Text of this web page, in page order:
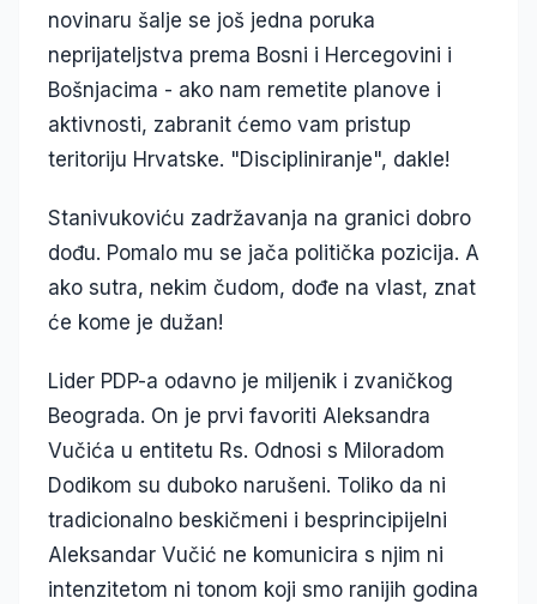
novinaru šalje se još jedna poruka
neprijateljstva prema Bosni i Hercegovini i
Bošnjacima - ako nam remetite planove i
aktivnosti, zabranit ćemo vam pristup
teritoriju Hrvatske. "Discipliniranje", dakle!
Stanivukoviću zadržavanja na granici dobro
dođu. Pomalo mu se jača politička pozicija. A
ako sutra, nekim čudom, dođe na vlast, znat
će kome je dužan!
Lider PDP-a odavno je miljenik i zvaničkog
Beograda. On je prvi favoriti Aleksandra
Vučića u entitetu Rs. Odnosi s Miloradom
Dodikom su duboko narušeni. Toliko da ni
tradicionalno beskičmeni i besprincipijelni
Aleksandar Vučić ne komunicira s njim ni
intenzitetom ni tonom koji smo ranijih godina